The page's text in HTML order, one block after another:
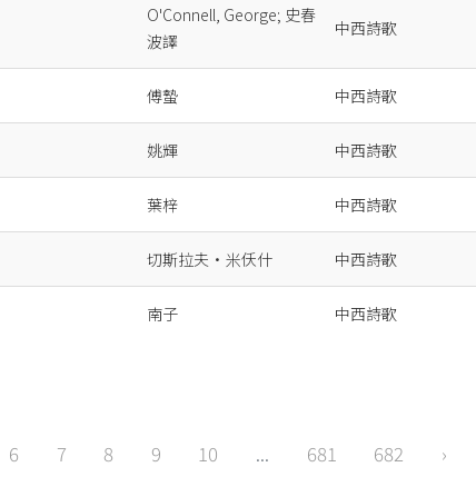
O'Connell, George; 史春
波譯
中西詩歌
傅蟄 中西詩歌
姚輝 中西詩歌
葉梓 中西詩歌
切斯拉夫·米仸什 中西詩歌
南子 中西詩歌
6 7 8 9 10 ... 681 682 ›